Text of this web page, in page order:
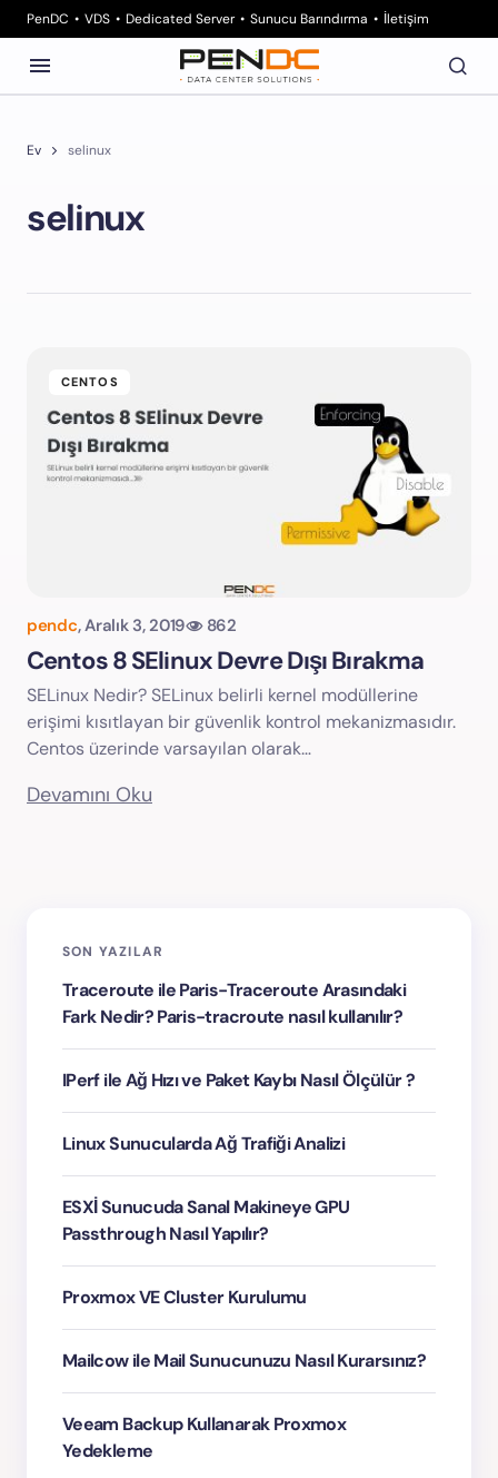
PenDC VDS Dedicated Server Sunucu Barındırma İletişim
Ev selinux
selinux
CENTOS
pendc, Aralık 3, 2019 862
Centos 8 SElinux Devre Dışı Bırakma
SELinux Nedir? SELinux belirli kernel modüllerine
erişimi kısıtlayan bir güvenlik kontrol mekanizmasıdır.
Centos üzerinde varsayılan olarak…
Devamını Oku
SON YAZILAR
Traceroute ile Paris-Traceroute Arasındaki
Fark Nedir? Paris-tracroute nasıl kullanılır?
IPerf ile Ağ Hızı ve Paket Kaybı Nasıl Ölçülür ?
Linux Sunucularda Ağ Trafiği Analizi
ESXİ Sunucuda Sanal Makineye GPU
Passthrough Nasıl Yapılır?
Proxmox VE Cluster Kurulumu
Mailcow ile Mail Sunucunuzu Nasıl Kurarsınız?
Veeam Backup Kullanarak Proxmox
Yedekleme